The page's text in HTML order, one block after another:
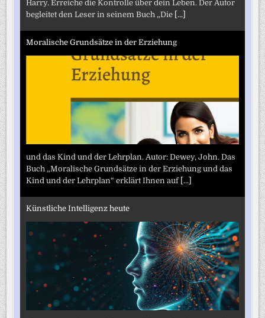
Harry. Erreiche die Kontrolle über dein Leben. Der Autor
begleitet den Leser in seinem Buch „Die [...]
Moralische Grundsätze in der Erziehung
und das Kind und der Lehrplan. Autor: Dewey, John. Das
Buch „Moralische Grundsätze in der Erziehung und das
Kind und der Lehrplan“ erklärt Ihnen auf [...]
Künstliche Intelligenz heute